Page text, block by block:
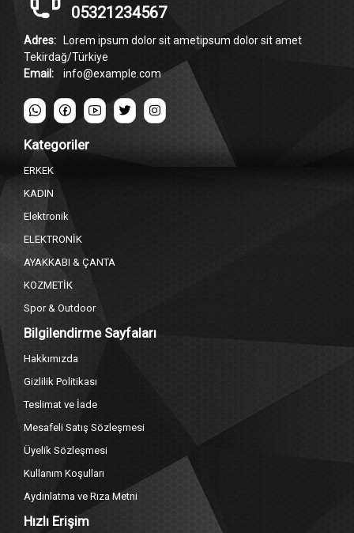
05321234567
Adres:
Lorem ipsum dolor sit ametipsum dolor sit amet
Tekirdağ/Türkiye
Email:
info@example.com
Kategoriler
ERKEK
KADIN
Elektronik
ELEKTRONİK
AYAKKABI & ÇANTA
KOZMETİK
Spor & Outdoor
Bilgilendirme Sayfaları
Hakkımızda
Gizlilik Politikası
Teslimat ve İade
Mesafeli Satış Sözleşmesi
Üyelik Sözleşmesi
Kullanım Koşulları
Aydınlatma ve Rıza Metni
Hızlı Erişim